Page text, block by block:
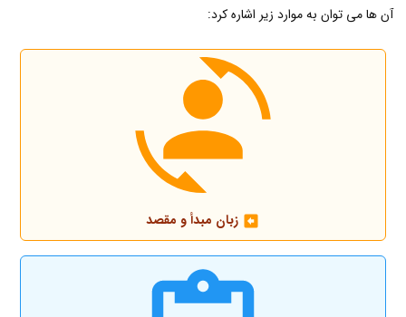
آن ها می توان به موارد زیر اشاره کرد:
زبان مبدأ و مقصد